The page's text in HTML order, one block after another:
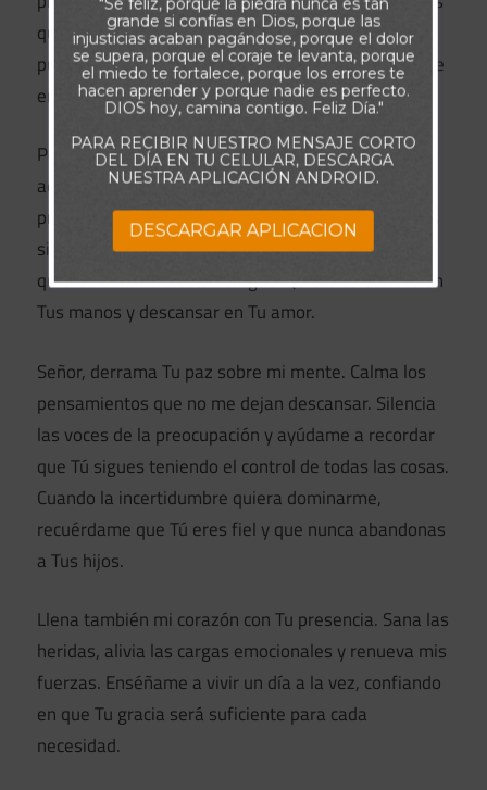
que llevo en silencio. Tú ves aquello que nadie más
puede ver y entiendes perfectamente lo que sucede
en mi interior.
Por eso hoy vengo a Tus pies para entregarte todo
aquello que perturba mi corazón. Te entrego mis
preocupaciones, mis ansiedades, mis temores y las
situaciones que están fuera de mi control. Ya no
quiero llevar solo estas cargas. Quiero colocarlas en
Tus manos y descansar en Tu amor.
Señor, derrama Tu paz sobre mi mente. Calma los
pensamientos que no me dejan descansar. Silencia
las voces de la preocupación y ayúdame a recordar
que Tú sigues teniendo el control de todas las cosas.
Cuando la incertidumbre quiera dominarme,
recuérdame que Tú eres fiel y que nunca abandonas
a Tus hijos.
Llena también mi corazón con Tu presencia. Sana las
heridas, alivia las cargas emocionales y renueva mis
fuerzas. Enséñame a vivir un día a la vez, confiando
en que Tu gracia será suficiente para cada
necesidad.
grande si confías en Dios, porque las
injusticias acaban pagándose, porque el dolor
se supera, porque el coraje te levanta, porque
el miedo te fortalece, porque los errores te
hacen aprender y porque nadie es perfecto.
DIOS hoy, camina contigo. Feliz Día."
PARA RECIBIR NUESTRO MENSAJE CORTO
DEL DÍA EN TU CELULAR, DESCARGA
NUESTRA APLICACIÓN ANDROID.
DESCARGAR APLICACION